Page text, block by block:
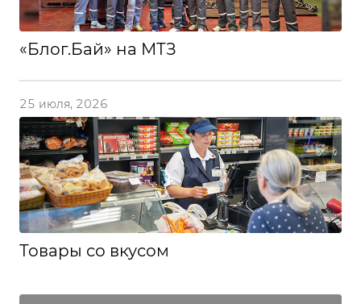
«Блог.Бай» на МТЗ
25 июля, 2026
Товары со вкусом